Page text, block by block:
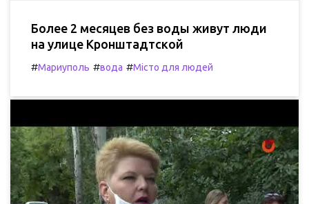
Более 2 месяцев без воды живут люди
на улице Кронштадтской
#Мариуполь #вода #Місто для людей